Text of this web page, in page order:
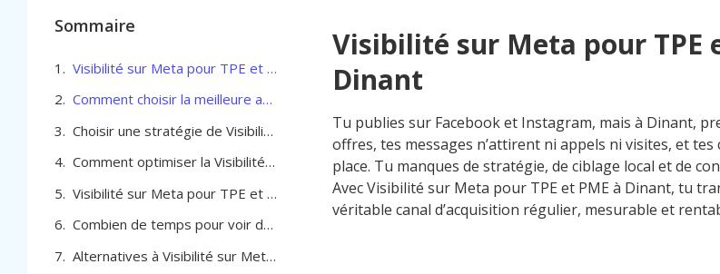
Sommaire
Visibilité sur Meta pour TPE et PME à Dinant
Comment choisir la meilleure agence pour optimiser la Visibilité sur Meta pour TPE et PME à Dinant
Choisir une stratégie de Visibilité sur Meta pour TPE et PME à Dinant
Comment optimiser la Visibilité sur Meta pour TPE et PME à Dinant
Visibilité sur Meta pour TPE et PME à Dinant
Combien de temps pour voir des résultats avec Visibilité sur Meta à Dinant
Alternatives à Visibilité sur Meta pour TPE et PME à Dinant
Visibilité sur Meta pour TPE
Dinant
Tu publies sur Facebook et Instagram, mais à Dinant,
offres, tes messages n’attirent ni appels ni visites, et
place. Tu manques de stratégie, de ciblage local et de
Avec Visibilité sur Meta pour TPE et PME à Dinant, tu
véritable canal d’acquisition régulier, mesurable et